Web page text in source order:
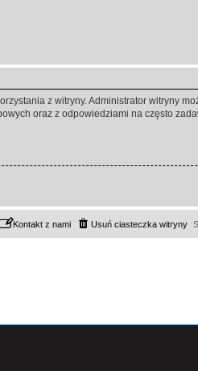
z witryny. Administrator witryny
oraz z odpowiedziami na często
Usuń ciasteczka witryny
Kontakt z nami